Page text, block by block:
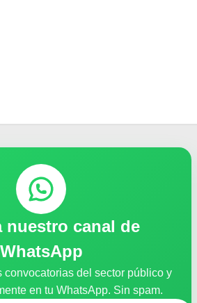
nuestro canal de
WhatsApp
convocatorias del sector público y
en tu WhatsApp. Sin spam.